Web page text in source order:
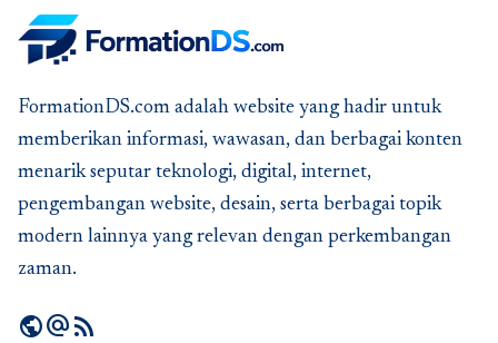
FormationDS.com adalah website yang hadir untuk
memberikan informasi, wawasan, dan berbagai konten
menarik seputar teknologi, digital, internet,
pengembangan website, desain, serta berbagai topik
modern lainnya yang relevan dengan perkembangan
zaman.
publicalternate_emailrss_feed